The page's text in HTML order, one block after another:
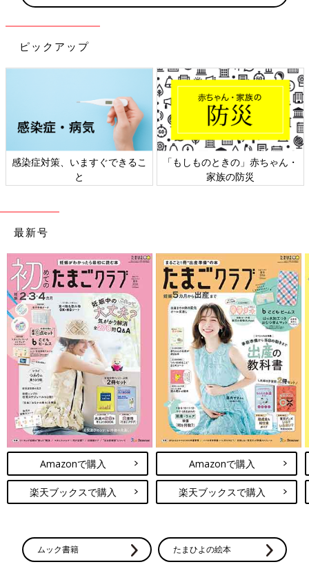
ピックアップ
感染症対策、いますぐできるこ
と
「もしものときの」赤ちゃん・
家族の防災
最新号
Amazonで購入
楽天ブックスで購入
Amazonで購入
楽天ブックスで購入
ムック書籍 たまひよの絵本